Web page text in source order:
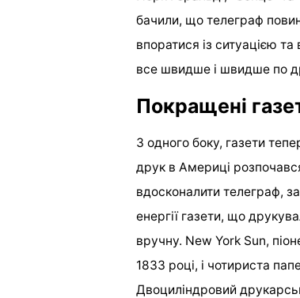
бачили, що телеграф
впоратися із ситуацією
все швидше і швидше по
Покращені
З одного боку, газети
друк в Америці
вдосконалити телеграф,
енергії газети, що
вручну. New York Sun,
1833 році, і чотириста
Двоциліндровий